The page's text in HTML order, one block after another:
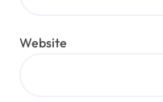
Website